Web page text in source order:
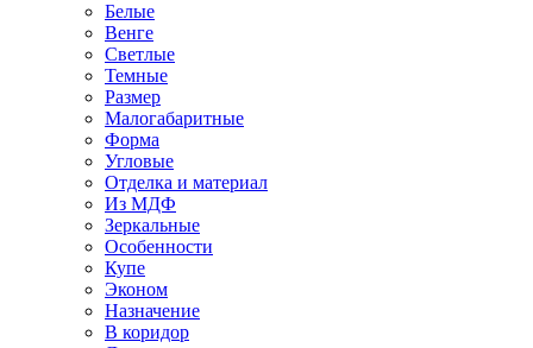
Белые
Венге
Светлые
Темные
Размер
Малогабаритные
Форма
Угловые
Отделка и материал
Из МДФ
Зеркальные
Особенности
Купе
Эконом
Назначение
В коридор